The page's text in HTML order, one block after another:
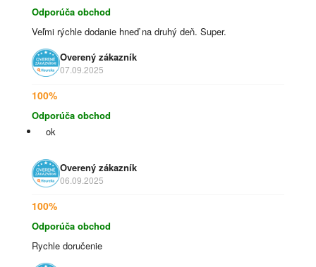
Odporúča obchod
Veľmi rýchle dodanie hneď na druhý deň. Super.
Overený zákazník
07.09.2025
100%
Odporúča obchod
ok
Overený zákazník
06.09.2025
100%
Odporúča obchod
Rychle doručenie